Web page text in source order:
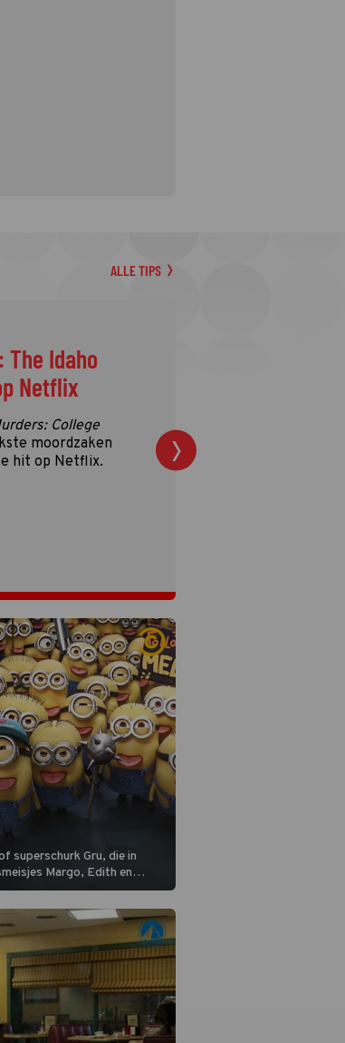
ALLE TIPS
Idaho
Netflix
College
moordzaken
hit op Netflix.
superschurk Gru, die in
Margo, Edith en
pad maakte, ook op